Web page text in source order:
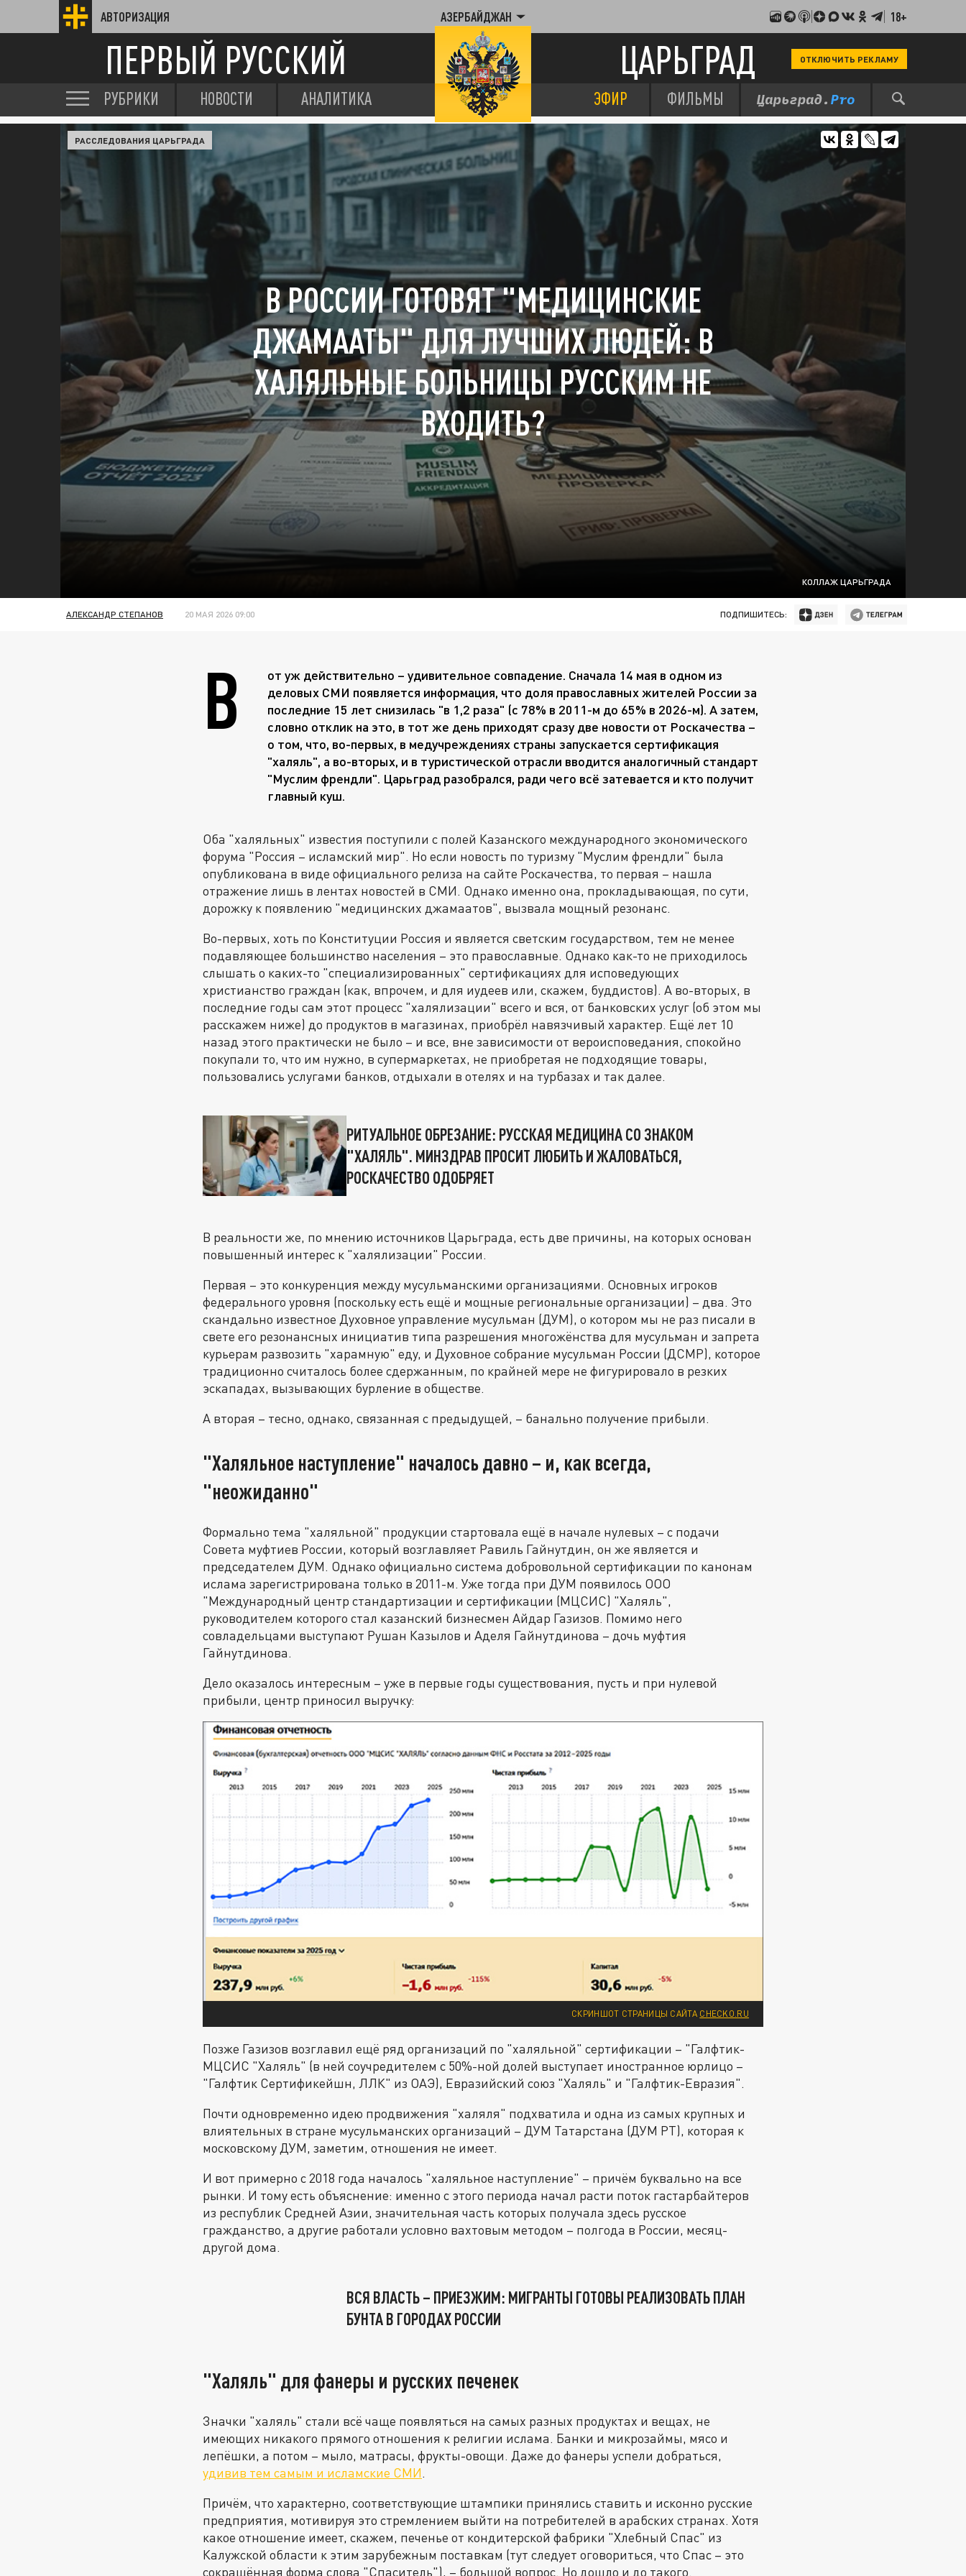
АВТОРИЗАЦИЯ АЗЕРБАЙДЖАН 18+
ПЕРВЫЙ РУССКИЙ ЦАРЬГРАД ОТКЛЮЧИТЬ РЕКЛАМУ
РУБРИКИ НОВОСТИ АНАЛИТИКА ЭФИР ФИЛЬМЫ
КОЛЛАЖ ЦАРЬГРАДА
РАССЛЕДОВАНИЯ ЦАРЬГРАДА
В РОССИИ ГОТОВЯТ "МЕДИЦИНСКИЕ
ДЖАМААТЫ" ДЛЯ ЛУЧШИХ ЛЮДЕЙ: В
ХАЛЯЛЬНЫЕ БОЛЬНИЦЫ РУССКИМ НЕ
ВХОДИТЬ?
АЛЕКСАНДР СТЕПАНОВ 20 МАЯ 2026 09:00 ПОДПИШИТЕСЬ:
В
от уж действительно – удивительное совпадение. Сначала 14 мая в одном из
деловых СМИ появляется информация, что доля православных жителей России за
последние 15 лет снизилась "в 1,2 раза" (с 78% в 2011-м до 65% в 2026-м). А затем,
словно отклик на это, в тот же день приходят сразу две новости от Роскачества –
о том, что, во-первых, в медучреждениях страны запускается сертификация
"халяль", а во-вторых, и в туристической отрасли вводится аналогичный стандарт
"Муслим френдли". Царьград разобрался, ради чего всё затевается и кто получит
главный куш.
Оба "халяльных" известия поступили с полей Казанского международного экономического
форума "Россия – исламский мир". Но если новость по туризму "Муслим френдли" была
опубликована в виде официального релиза на сайте Роскачества, то первая – нашла
отражение лишь в лентах новостей в СМИ. Однако именно она, прокладывающая, по сути,
дорожку к появлению "медицинских джамаатов", вызвала мощный резонанс.
Во-первых, хоть по Конституции Россия и является светским государством, тем не менее
подавляющее большинство населения – это православные. Однако как-то не приходилось
слышать о каких-то "специализированных" сертификациях для исповедующих
христианство граждан (как, впрочем, и для иудеев или, скажем, буддистов). А во-вторых, в
последние годы сам этот процесс "халялизации" всего и вся, от банковских услуг (об этом мы
расскажем ниже) до продуктов в магазинах, приобрёл навязчивый характер. Ещё лет 10
назад этого практически не было – и все, вне зависимости от вероисповедания, спокойно
покупали то, что им нужно, в супермаркетах, не приобретая не подходящие товары,
пользовались услугами банков, отдыхали в отелях и на турбазах и так далее.
РИТУАЛЬНОЕ ОБРЕЗАНИЕ: РУССКАЯ МЕДИЦИНА СО ЗНАКОМ
"ХАЛЯЛЬ". МИНЗДРАВ ПРОСИТ ЛЮБИТЬ И ЖАЛОВАТЬСЯ,
РОСКАЧЕСТВО ОДОБРЯЕТ
В реальности же, по мнению источников Царьграда, есть две причины, на которых основан
повышенный интерес к "халялизации" России.
Первая – это конкуренция между мусульманскими организациями. Основных игроков
федерального уровня (поскольку есть ещё и мощные региональные организации) – два. Это
скандально известное Духовное управление мусульман (ДУМ), о котором мы не раз писали в
свете его резонансных инициатив типа разрешения многожёнства для мусульман и запрета
курьерам развозить "харамную" еду, и Духовное собрание мусульман России (ДСМР), которое
традиционно считалось более сдержанным, по крайней мере не фигурировало в резких
эскападах, вызывающих бурление в обществе.
А вторая – тесно, однако, связанная с предыдущей, – банально получение прибыли.
"Халяльное наступление" началось давно – и, как всегда,
"неожиданно"
Формально тема "халяльной" продукции стартовала ещё в начале нулевых – с подачи
Совета муфтиев России, который возглавляет Равиль Гайнутдин, он же является и
председателем ДУМ. Однако официально система добровольной сертификации по канонам
ислама зарегистрирована только в 2011-м. Уже тогда при ДУМ появилось ООО
"Международный центр стандартизации и сертификации (МЦСИС) "Халяль",
руководителем которого стал казанский бизнесмен Айдар Газизов. Помимо него
совладельцами выступают Рушан Казылов и Аделя Гайнутдинова – дочь муфтия
Гайнутдинова.
Дело оказалось интересным – уже в первые годы существования, пусть и при нулевой
прибыли, центр приносил выручку:
СКРИНШОТ СТРАНИЦЫ САЙТА CHECKO.RU
Позже Газизов возглавил ещё ряд организаций по "халяльной" сертификации – "Галфтик-
МЦСИС "Халяль" (в ней соучредителем с 50%-ной долей выступает иностранное юрлицо –
"Галфтик Сертификейшн, ЛЛК" из ОАЭ), Евразийский союз "Халяль" и "Галфтик-Евразия".
Почти одновременно идею продвижения "халяля" подхватила и одна из самых крупных и
влиятельных в стране мусульманских организаций – ДУМ Татарстана (ДУМ РТ), которая к
московскому ДУМ, заметим, отношения не имеет.
И вот примерно с 2018 года началось "халяльное наступление" – причём буквально на все
рынки. И тому есть объяснение: именно с этого периода начал расти поток гастарбайтеров
из республик Средней Азии, значительная часть которых получала здесь русское
гражданство, а другие работали условно вахтовым методом – полгода в России, месяц-
другой дома.
ВСЯ ВЛАСТЬ – ПРИЕЗЖИМ: МИГРАНТЫ ГОТОВЫ РЕАЛИЗОВАТЬ ПЛАН
БУНТА В ГОРОДАХ РОССИИ
"Халяль" для фанеры и русских печенек
Значки "халяль" стали всё чаще появляться на самых разных продуктах и вещах, не
имеющих никакого прямого отношения к религии ислама. Банки и микрозаймы, мясо и
лепёшки, а потом – мыло, матрасы, фрукты-овощи. Даже до фанеры успели добраться,
удивив тем самым и исламские СМИ.
Причём, что характерно, соответствующие штампики принялись ставить и исконно русские
предприятия, мотивируя это стремлением выйти на потребителей в арабских странах. Хотя
какое отношение имеет, скажем, печенье от кондитерской фабрики "Хлебный Спас" из
Калужской области к этим зарубежным поставкам (тут следует оговориться, что Спас – это
сокращённая форма слова "Спаситель"), – большой вопрос. Но дошло и до такого.